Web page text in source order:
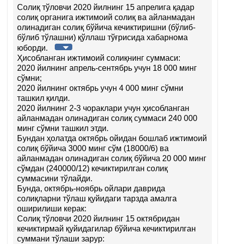
Солиқ тўловчи 2020 йилнинг 15 апрелига қадар
солиқ органига ижтимоий солиқ ва айланмадан
олинадиган солиқ бўйича кечиктиришни (бўлиб-
бўлиб тўлашни) қўллаш тўғрисида хабарнома
юборди.
Ҳисобланган ижтимоий солиқнинг суммаси:
2020 йилнинг апрель-сентябрь учун 18 000 минг
сўмни;
2020 йилнинг октябрь учун 4 000 минг сўмни
ташкил қилди.
2020 йилнинг 2-3 чораклари учун ҳисобланган
айланмадан олинадиган солиқ суммаси 240 000
минг сўмни ташкил этди.
Бундан ҳолатда октябрь ойидан бошлаб ижтимоий
солиқ бўйича 3000 минг сўм (18000/6) ва
айланмадан олинадиган солиқ бўйича 20 000 минг
сўмдан (240000/12) кечиктирилган солиқ
суммасини тўлайди.
Бунда, октябрь-ноябрь ойлари даврида
солиқларни тўлаш қуйидаги тарзда амалга
оширилиши керак:
Солиқ тўловчи 2020 йилнинг 15 октябридан
кечиктирмай қуйидагилар бўйича кечиктирилган
суммани тўлаши зарур: